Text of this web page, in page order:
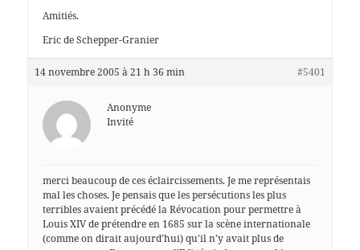
Amitiés.
Eric de Schepper-Granier
14 novembre 2005 à 21 h 36 min #5401
Anonyme
Invité
merci beaucoup de ces éclaircissements. Je me représentais
mal les choses. Je pensais que les persécutions les plus
terribles avaient précédé la Révocation pour permettre à
Louis XIV de prétendre en 1685 sur la scène internationale
(comme on dirait aujourd’hui) qu’il n’y avait plus de